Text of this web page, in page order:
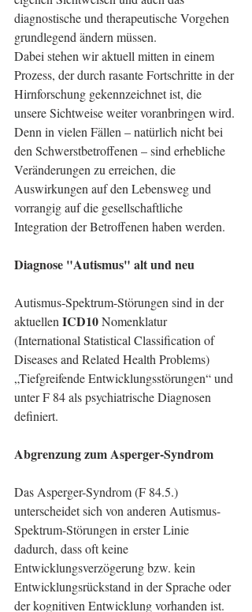
diagnostische und therapeutische Vorgehen
grundlegend ändern müssen.
Dabei stehen wir aktuell mitten in einem
Prozess, der durch rasante Fortschritte in der
Hirnforschung gekennzeichnet ist, die
unsere Sichtweise weiter voranbringen wird.
Denn in vielen Fällen – natürlich nicht bei
den Schwerstbetroffenen – sind erhebliche
Veränderungen zu erreichen, die
Auswirkungen auf den Lebensweg und
vorrangig auf die gesellschaftliche
Integration der Betroffenen haben werden.
Diagnose "Autismus" alt und neu
Autismus-Spektrum-Störungen sind in der
aktuellen ICD10 Nomenklatur
(International Statistical Classification of
Diseases and Related Health Problems)
„Tiefgreifende Entwicklungsstörungen“ und
unter F 84 als psychiatrische Diagnosen
definiert.
Abgrenzung zum Asperger-Syndrom
Das Asperger-Syndrom (F 84.5.)
unterscheidet sich von anderen Autismus-
Spektrum-Störungen in erster Linie
dadurch, dass oft keine
Entwicklungsverzögerung bzw. kein
Entwicklungsrückstand in der Sprache oder
der kognitiven Entwicklung vorhanden ist.